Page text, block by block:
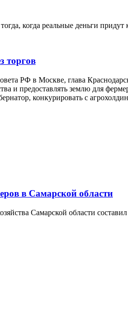
когда реальные деньги
торгов
РФ в Москве, глава
и предоставлять землю для
конкурировать с
в Самарской области
Самарской области